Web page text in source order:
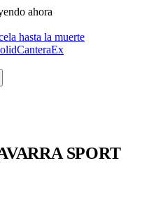
ahora
hasta la muerte
CanteraEx
SPORT